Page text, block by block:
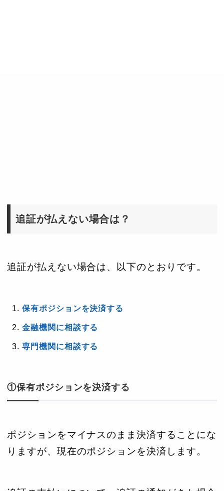
追証が払えない場合は？
追証が払えない場合は、以下のとおりです。
保有ポジションを決済する
金融機関に相談する
専門機関に相談する
①保有ポジションを決済する
ポジションをマイナスのまま決済することにな
りますが、現在のポジションを決済します。